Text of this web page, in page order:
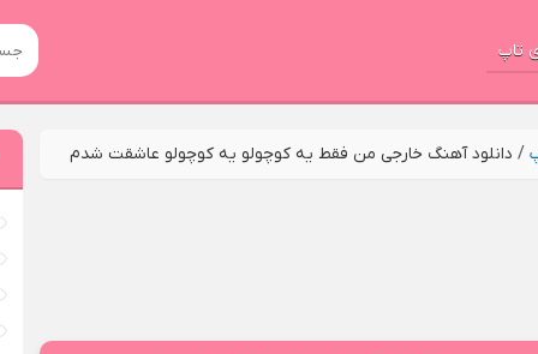
تاپ
/ دانلود آهنگ خارجی من فقط یه کوچولو یه کوچولو عاشقت شدم